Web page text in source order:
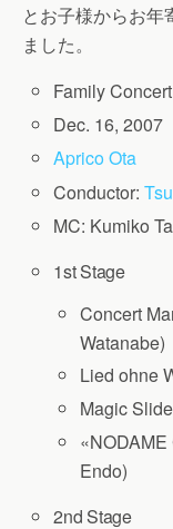
とお子様からお年
ました。
Family
Dec. 16, 2007
Aprico Ota
Conductor:
MC: Kumiko
1st Stage
Concert
Watanabe)
Lied ohne
Magic
Endo)
2nd Stage